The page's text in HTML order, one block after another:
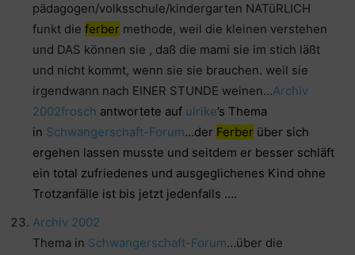
pädagogen/volksschule/kindergarten NATüRLICH
funkt die ferber methode, weil die kleinen verstehen
und DAS können sie , daß die mami sie im stich läßt
und nicht kommt, wenn sie sie brauchen. weil sie
irgendwann nach EINER STUNDE weinen…Archiv
2002frosch antwortete auf ulrike’s Thema
in Schwangerschaft-Forum…der Ferber über sich
ergehen lassen musste und seitdem er besser schläft
ein total zufriedenes und ausgeglichenes Kind ohne
Trotzanfälle ist bis jetzt jedenfalls ….
Archiv 2002
Thema in Schwangerschaft-Forum…über die